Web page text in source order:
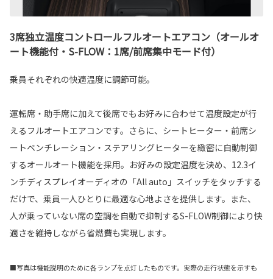
3席独立温度コントロールフルオートエアコン（オールオ
ート機能付・S-FLOW：1席/前席集中モード付）
乗員それぞれの快適温度に調節可能。
運転席・助手席に加えて後席でもお好みに合わせて温度設定が行
えるフルオートエアコンです。さらに、シートヒーター・前席シ
ートベンチレーション・ステアリングヒーターを緻密に自動制御
するオールオート機能を採用。お好みの設定温度を決め、12.3イ
ンチディスプレイオーディオの「All auto」スイッチをタッチする
だけで、乗員一人ひとりに最適な心地よさを提供します。また、
人が乗っていない席の空調を自動で抑制するS-FLOW制御により快
適さを維持しながら省燃費も実現します。
■写真は機能説明のために各ランプを点灯したものです。実際の走行状態を示すも